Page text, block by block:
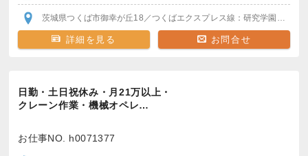
茨城県つくば市御幸が丘18 ／つくばエクスプレス線：研究学園駅
詳細を見る お問合せ
日勤・土日祝休み・月21万以上・
クレーン作業・機械オペレ…
お仕事NO. h0071377